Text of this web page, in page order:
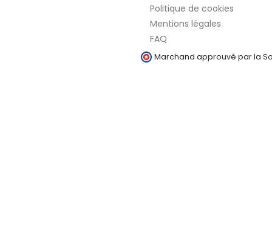
Politique de cookies
Mentions légales
FAQ
Marchand approuvé par la